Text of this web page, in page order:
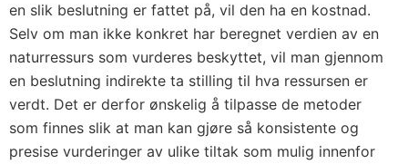
en slik beslutning er fattet på, vil den ha en kostnad.
Selv om man ikke konkret har beregnet verdien av en
naturressurs som vurderes beskyttet, vil man gjennom
en beslutning indirekte ta stilling til hva ressursen er
verdt. Det er derfor ønskelig å tilpasse de metoder
som finnes slik at man kan gjøre så konsistente og
presise vurderinger av ulike tiltak som mulig innenfor